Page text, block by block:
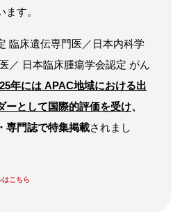
す。
臨床遺伝専門医／日本内科学
／ 日本臨床腫瘍学会認定 がん
年には APAC地域における出
ーとして国際的評価を受け、
専門誌で特集掲載されまし
はこちら